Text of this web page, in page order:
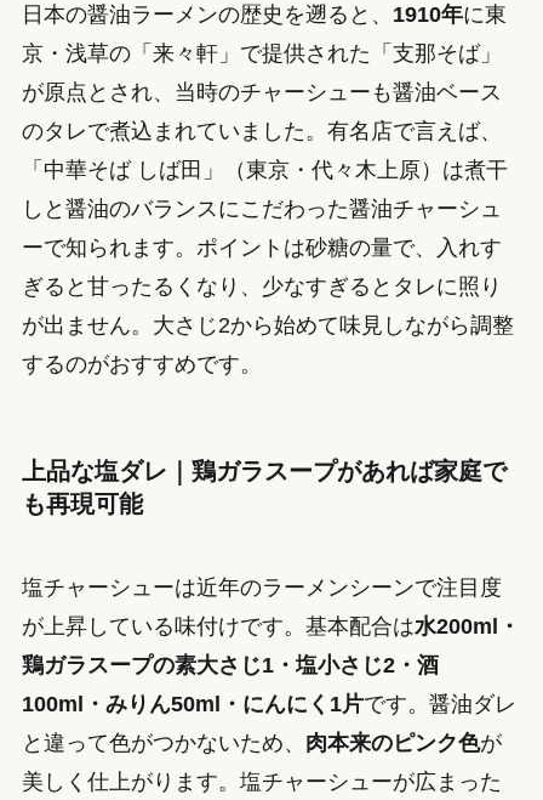
日本の醤油ラーメンの歴史を遡ると、 1910年に東
京・浅草の「来々軒」で提供された「支那そば」
が原点とされ、当時のチャーシューも醤油ベース
のタレで煮込まれていました。有名店で言えば、
「中華そば しば田」（東京・代々木上原）は煮干
しと醤油のバランスにこだわった醤油チャーシュ
ーで知られます。ポイントは砂糖の量で、入れす
ぎると甘ったるくなり、少なすぎるとタレに照り
が出ません。大さじ2から始めて味見しながら調整
するのがおすすめです。
上品な塩ダレ｜鶏ガラスープがあれば家庭で
も再現可能
塩チャーシューは近年のラーメンシーンで注目度
が上昇している味付けです。基本配合は水200ml・
鶏ガラスープの素大さじ1・塩小さじ2・酒
100ml・みりん50ml・にんにく1片です。醤油ダレ
と違って色がつかないため、 肉本来のピンク色が
美しく仕上がります。塩チャーシューが広まった